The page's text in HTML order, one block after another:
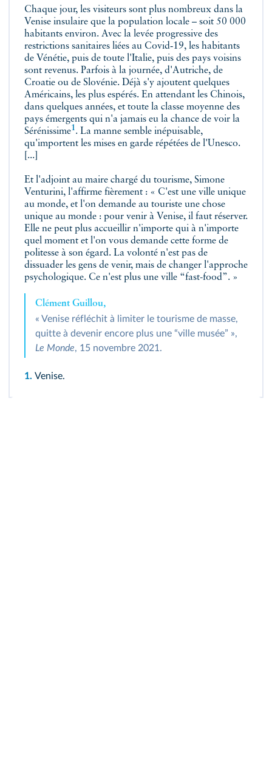
Chaque jour, les visiteurs sont plus nombreux dans la
Venise insulaire que la population locale – soit 50 000
habitants environ. Avec la levée progressive des
restrictions sanitaires liées au Covid‑19, les habitants
de Vénétie, puis de toute l'Italie, puis des pays voisins
sont revenus. Parfois à la journée, d'Autriche, de
Croatie ou de Slovénie. Déjà s'y ajoutent quelques
Américains, les plus espérés. En attendant les Chinois,
dans quelques années, et toute la classe moyenne des
pays émergents qui n'a jamais eu la chance de voir la
Sérénissime1. La manne semble inépuisable,
qu'importent les mises en garde répétées de l'Unesco.
[...]
Et l'adjoint au maire chargé du tourisme, Simone
Venturini, l'affirme fièrement : « C'est une ville unique
au monde, et l'on demande au touriste une chose
unique au monde : pour venir à Venise, il faut réserver.
Elle ne peut plus accueillir n'importe qui à n'importe
quel moment et l'on vous demande cette forme de
politesse à son égard. La volonté n'est pas de
dissuader les gens de venir, mais de changer l'approche
psychologique. Ce n'est plus une ville “fast-food”. »
Clément Guillou,
« Venise réfléchit à limiter le tourisme de masse,
quitte à devenir encore plus une “ville musée” »,
Le Monde, 15 novembre 2021.
1. Venise.